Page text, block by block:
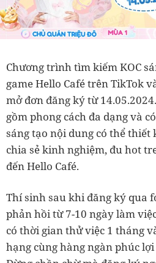
Chương trình tìm kiếm KOC
game Hello Café trên TikTok
mở đơn đăng ký từ
gồm phong cách đa dạng và
sáng tạo nội dung có thể thiết
chia sẻ kinh nghiệm, đu hot
đến Hello Café.
Thí sinh sau khi đăng ký qua
phản hồi từ 7-10 ngày làm
có thời gian thử việc 1 tháng
hạng cùng hàng ngàn phúc